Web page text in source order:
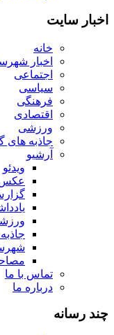
اخبار سایت
خانه
اخبار
اجتماعی
سیاسی
فرهنگی
اقتصادی
ورزشی
جاذبه
آرشیو
ویدئو
تماس با ما
درباره ما
چند رسانه